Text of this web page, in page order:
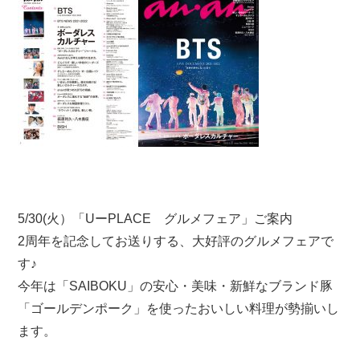
5/30(火）「UーPLACE グルメフェア」ご案内
2周年を記念してお送りする、大好評のグルメフェアで
す♪
今年は「SAIBOKU」の安心・美味・新鮮なブランド豚
「ゴールデンポーク」を使ったおいしい料理が勢揃いし
ます。